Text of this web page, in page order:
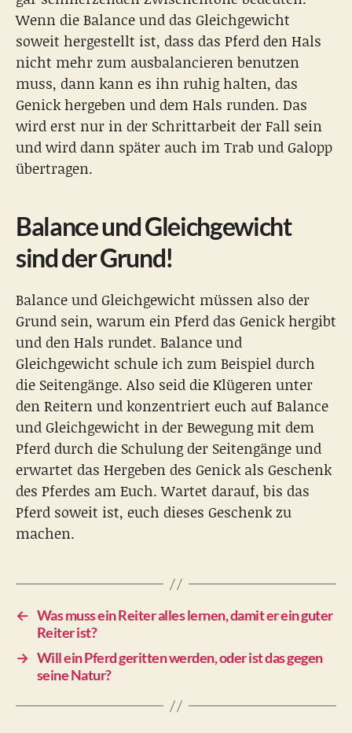
Wenn die Balance und das Gleichgewicht
soweit hergestellt ist, dass das Pferd den Hals
nicht mehr zum ausbalancieren benutzen
muss, dann kann es ihn ruhig halten, das
Genick hergeben und dem Hals runden. Das
wird erst nur in der Schrittarbeit der Fall sein
und wird dann später auch im Trab und Galopp
übertragen.
Balance und Gleichgewicht
sind der Grund!
Balance und Gleichgewicht müssen also der
Grund sein, warum ein Pferd das Genick hergibt
und den Hals rundet. Balance und
Gleichgewicht schule ich zum Beispiel durch
die Seitengänge. Also seid die Klügeren unter
den Reitern und konzentriert euch auf Balance
und Gleichgewicht in der Bewegung mit dem
Pferd durch die Schulung der Seitengänge und
erwartet das Hergeben des Genick als Geschenk
des Pferdes am Euch. Wartet darauf, bis das
Pferd soweit ist, euch dieses Geschenk zu
machen.
← Was muss ein Reiter alles lernen, damit er ein guter
Reiter ist?
→ Will ein Pferd geritten werden, oder ist das gegen
seine Natur?